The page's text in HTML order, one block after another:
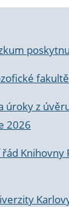
úroky z
2026